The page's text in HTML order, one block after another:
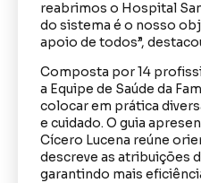
reabrimos o Hospital
do sistema é o nosso
apoio de todos”,
Composta por 14
a Equipe de Saúde da
colocar em prática
e cuidado. O guia
Cícero Lucena reúne
descreve as atribuições
garantindo mais